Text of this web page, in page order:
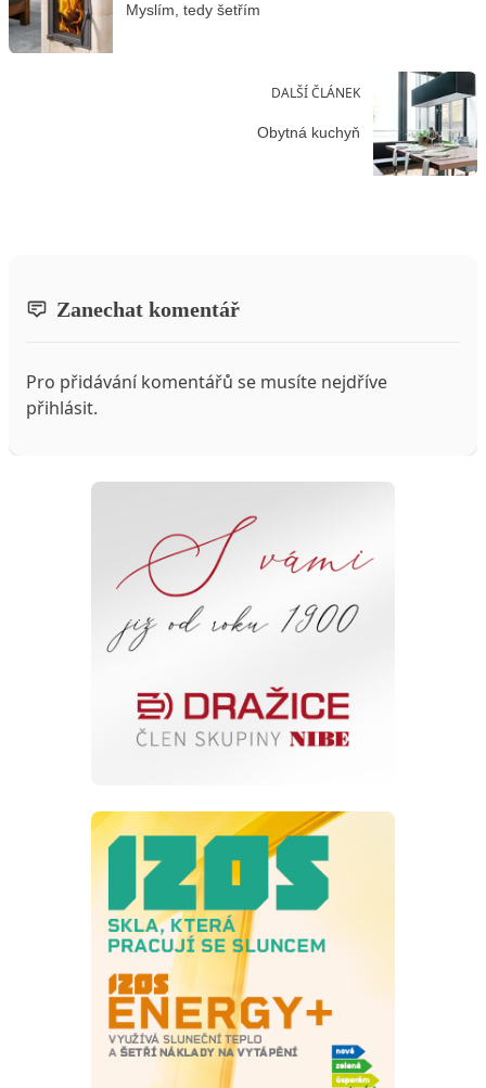
Myslím, tedy šetřím
DALŠÍ ČLÁNEK
Obytná kuchyň
Zanechat komentář
Pro přidávání komentářů se musíte nejdříve
přihlásit.